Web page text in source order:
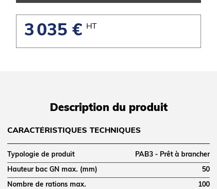
3 035 € HT
Description du produit
CARACTÉRISTIQUES TECHNIQUES
Typologie de produit PAB3 - Prêt à brancher
Hauteur bac GN max. (mm) 50
Nombre de rations max. 100